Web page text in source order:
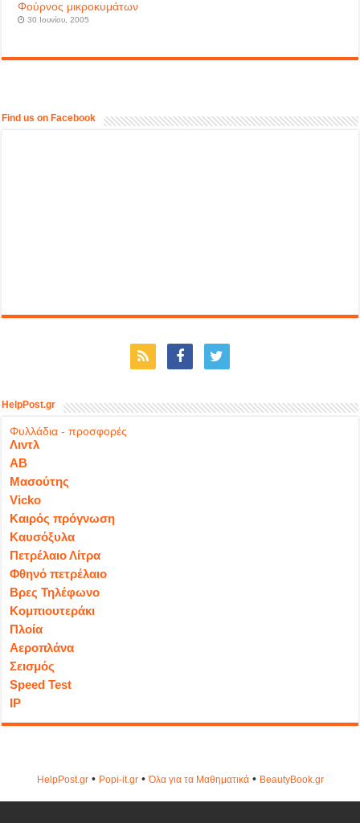
Φούρνος μικροκυμάτων
30 Ιουνίου, 2005
Find us on Facebook
HelpPost.gr
Φυλλάδια - προσφορές
Λιντλ
ΑΒ
Μασούτης
Vicko
Καιρός πρόγνωση
Καυσόξυλα
Πετρέλαιο Λίτρα
Φθηνό πετρέλαιο
Βρες Τηλέφωνο
Κομπιουτεράκι
Πλοία
Αεροπλάνα
Σεισμός
Speed Test
IP
HelpPost.gr• Popi-it.gr•Όλα για τα Μαθηματικά• ΒeautyΒook.gr